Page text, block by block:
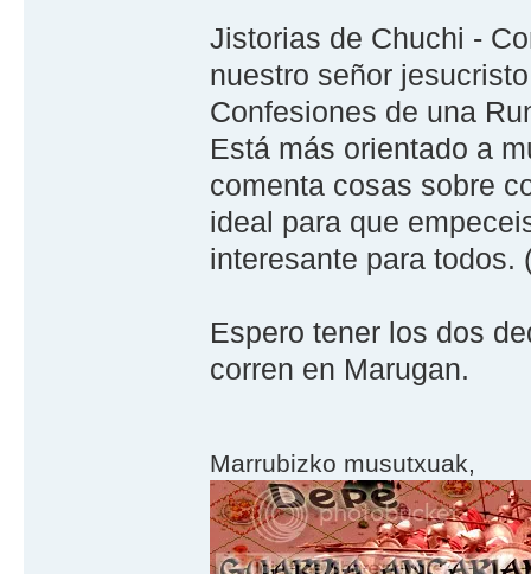
Jistorias de Chuchi -
nuestro señor
Confesiones de una
Está más orientado a
comenta cosas sobre
ideal para que
interesante para todos.
Espero tener los dos
corren en Marugan.
Marrubizko musutxuak,